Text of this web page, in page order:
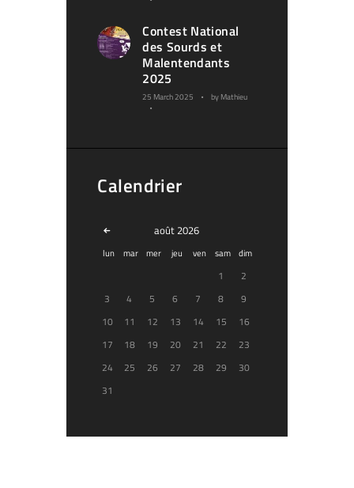
Contest National
des Sourds et
Malentendants
2025
25 March 2025 by Mathieu
Calendrier
août 2026
lun mar mer jeu ven sam dim
1
2
3
4 5 6 7 8
9
10
11 12 13 14 15
16
17
18 19 20 21 22
23
24
25 26 27 28 29
30
31